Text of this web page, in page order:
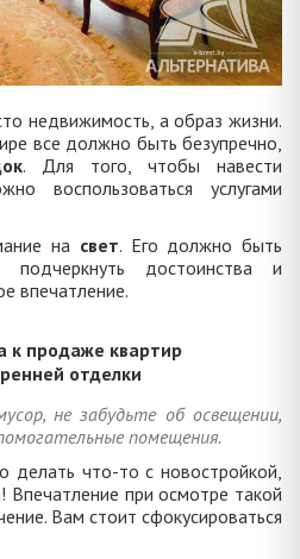
недвижимость, а образ жизни.
все должно быть безупречно,
. Для того, чтобы навести
воспользоваться услугами
на свет. Его должно быть
достоинства и
впечатление.
к продаже квартир
отделки
не забудьте об освещении,
помещения.
делать что-то с новостройкой,
Впечатление при осмотре такой
Вам стоит сфокусироваться